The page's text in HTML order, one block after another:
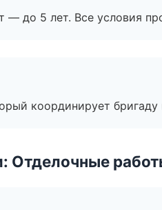
— до 5 лет. Все условия
координирует бригаду
Отделочные